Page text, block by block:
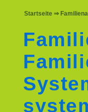
Startseite ⇒